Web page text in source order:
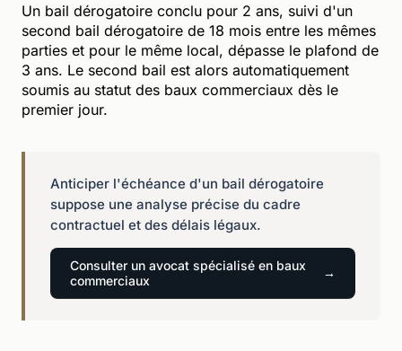
Un bail dérogatoire conclu pour 2 ans, suivi d'un
second bail dérogatoire de 18 mois entre les mêmes
parties et pour le même local, dépasse le plafond de
3 ans. Le second bail est alors automatiquement
soumis au statut des baux commerciaux dès le
premier jour.
Anticiper l'échéance d'un bail dérogatoire
suppose une analyse précise du cadre
contractuel et des délais légaux.
Consulter un avocat spécialisé en baux
commerciaux